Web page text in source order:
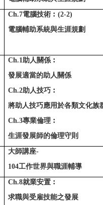
Ch.7電腦技術︰(2-2)
電腦輔助系統與生涯規劃
Ch.1助人關係︰
發展適當的助人關係
Ch.2助人技巧︰
將助人技巧應用於各類文化族
Ch.3專業倫理︰
生涯發展師的倫理守則
大師講座-
104工作世界與職涯輔導
Ch.8就業安置︰
求職與受雇技能之發展